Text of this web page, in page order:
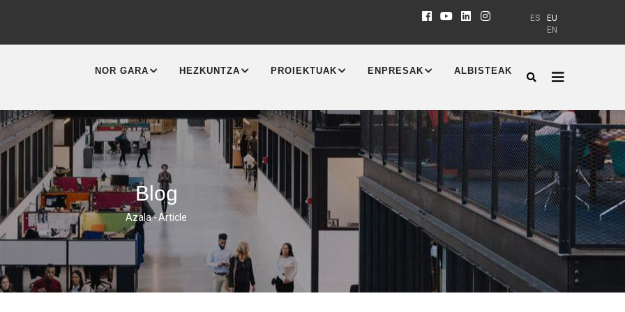
EU
ES
EN
NAVIGATION
NOR GARA HEZKUNTZA PROIEKTUAK ENPRESAK ALBISTEAK
Blog
Breadcrumb
Azala-Article